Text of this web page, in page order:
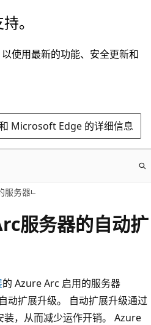
。
使用最新的功能、安全更新和
Microsoft Edge 的详细信息
服务器
服务器的自动扩
的 Azure Arc 启用的服务器
动扩展升级。 自动扩展升级通过
，从而减少运作开销。 Azure